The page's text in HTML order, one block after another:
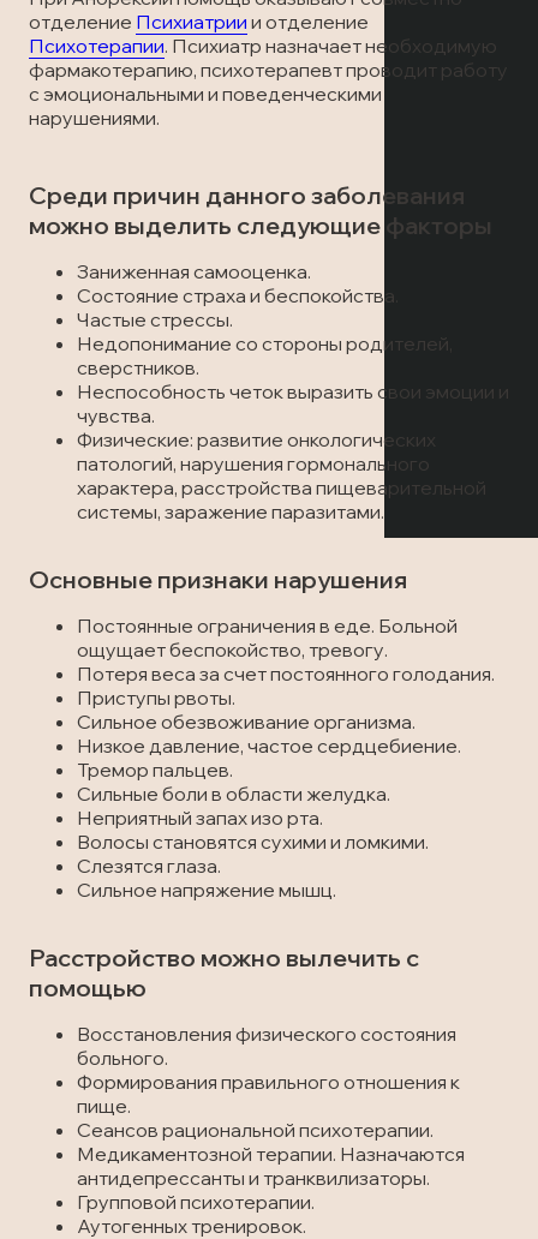
Лечение алкоголизма
Лечение в стационаре
Скорая медицинская помощь
Онлайн-консультация
Запись на прием
Вызов врача
Вызов врача
Запись на прием
Вызов врача
Статьи
Вызов врача
отделение Психиатрии и отделение
Психотерапии. Психиатр назначает необходимую
фармакотерапию, психотерапевт проводит работу
с эмоциональными и поведенческими
нарушениями.
Среди причин данного заболевания
можно выделить следующие факторы
Заниженная самооценка.
Состояние страха и беспокойства.
Частые стрессы.
Недопонимание со стороны родителей,
сверстников.
Неспособность четок выразить свои эмоции и
чувства.
Физические: развитие онкологических
патологий, нарушения гормонального
характера, расстройства пищеварительной
системы, заражение паразитами.
Основные признаки нарушения
Постоянные ограничения в еде. Больной
ощущает беспокойство, тревогу.
Потеря веса за счет постоянного голодания.
Приступы рвоты.
Сильное обезвоживание организма.
Низкое давление, частое сердцебиение.
Тремор пальцев.
Сильные боли в области желудка.
Неприятный запах изо рта.
Волосы становятся сухими и ломкими.
Слезятся глаза.
Сильное напряжение мышц.
Расстройство можно вылечить с
помощью
Восстановления физического состояния
больного.
Формирования правильного отношения к
пище.
Сеансов рациональной психотерапии.
Медикаментозной терапии. Назначаются
антидепрессанты и транквилизаторы.
Групповой психотерапии.
Аутогенных тренировок.